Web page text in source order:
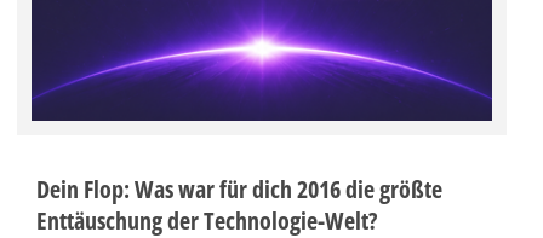
Dein Flop: Was war für dich 2016 die größte
Enttäuschung der Technologie-Welt?